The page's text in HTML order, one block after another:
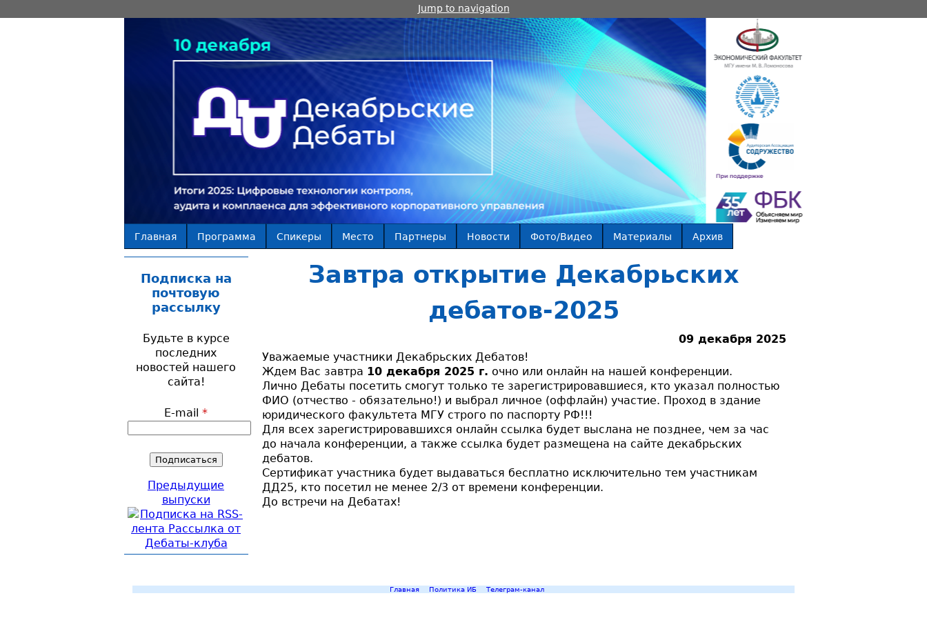
Jump to navigation
Главная Программа Спикеры Место Партнеры Новости Фото/Видео Материалы Архив
Завтра открытие Декабрьских
дебатов-2025
09 декабря 2025
Уважаемые участники Декабрьских Дебатов!
Ждем Вас завтра 10 декабря 2025 г. очно или онлайн на нашей конференции.
Лично Дебаты посетить смогут только те зарегистрировавшиеся, кто указал полностью
ФИО (отчество - обязательно!) и выбрал личное (оффлайн) участие. Проход в здание
юридического факультета МГУ строго по паспорту РФ!!!
Для всех зарегистрировавшихся онлайн ссылка будет выслана не позднее, чем за час
до начала конференции, а также ссылка будет размещена на сайте декабрьских
дебатов.
Сертификат участника будет выдаваться бесплатно исключительно тем участникам
ДД25, кто посетил не менее 2/3 от времени конференции.
До встречи на Дебатах!
Подписка на
почтовую
рассылку
Будьте в курсе
последних
новостей нашего
сайта!
E-mail *
Предыдущие
выпуски
Главная Политика ИБ Телеграм-канал